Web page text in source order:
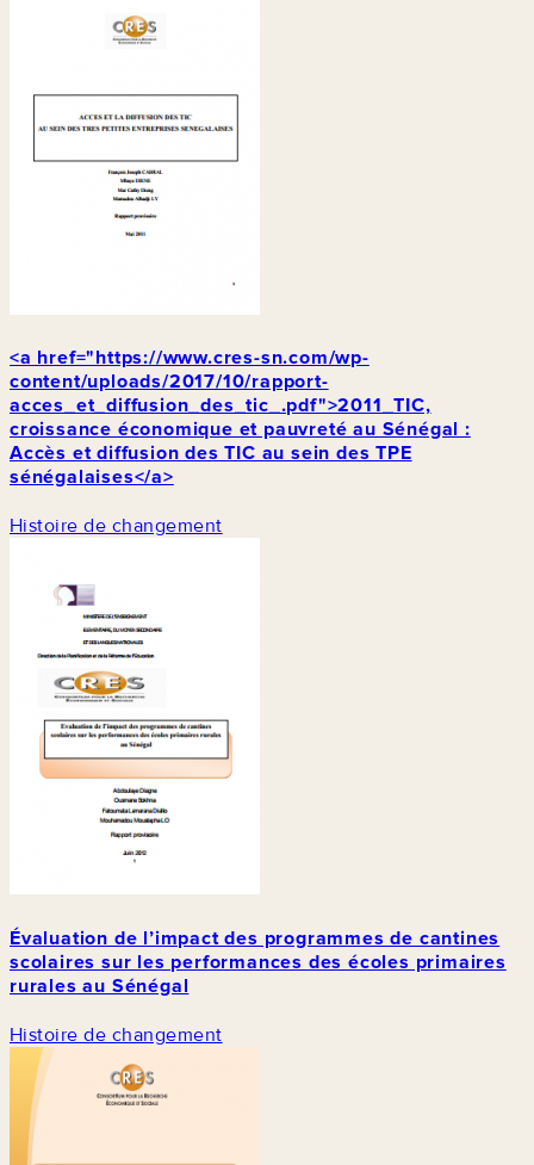
<a href="https://www.cres-sn.com/wp-
content/uploads/2017/10/rapport-
acces_et_diffusion_des_tic_.pdf">2011_TIC,
croissance économique et pauvreté au Sénégal :
Accès et diffusion des TIC au sein des TPE
sénégalaises</a>
Histoire de changement
Évaluation de l’impact des programmes de cantines
scolaires sur les performances des écoles primaires
rurales au Sénégal
Histoire de changement